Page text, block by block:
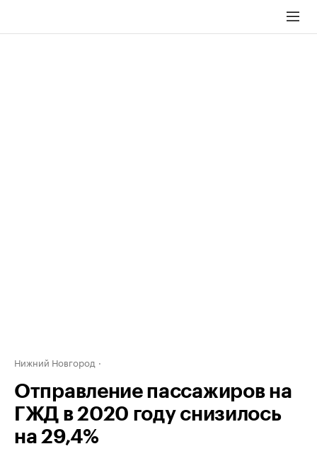
Нижний Новгород
Отправление пассажиров на
ГЖД в 2020 году снизилось
на 29,4%